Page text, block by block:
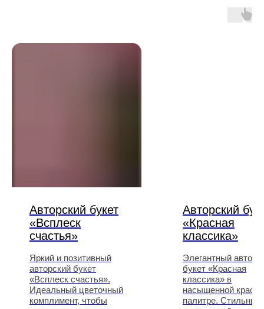
Авторский букет
«Всплеск
счастья»
Яркий и позитивный
авторский букет
«Всплеск счастья».
Идеальный цветочный
комплимент, чтобы
Авторский
«Красная
классика»
Элегантный
букет «Красная
классика» в
насыщенной
палитре. Стильный,